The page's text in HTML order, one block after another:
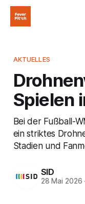
AKTUELLES
Spielen
Bei der Fußball-
ein striktes
Stadien und
SID
28 Mai 2026